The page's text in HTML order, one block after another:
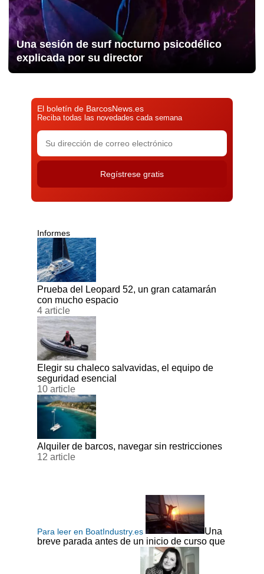
Una sesión de surf nocturno psicodélico
explicada por su director
El boletín de BarcosNews.es
Reciba todas las novedades cada semana
Informes
Prueba del Leopard 52, un gran catamarán
con mucho espacio
4 article
Elegir su chaleco salvavidas, el equipo de
seguridad esencial
10 article
Alquiler de barcos, navegar sin restricciones
12 article
Para leer en BoatIndustry.es
Una
breve parada antes de un inicio de curso que